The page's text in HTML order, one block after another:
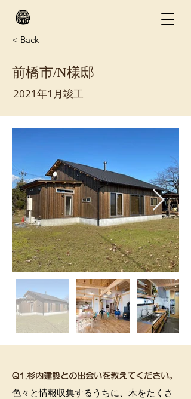
< Back
前橋市/N様邸
2021年1月竣工
​Q1.杉内建設との出会いを教えてください。
色々と情報収集するうちに、木をたくさ